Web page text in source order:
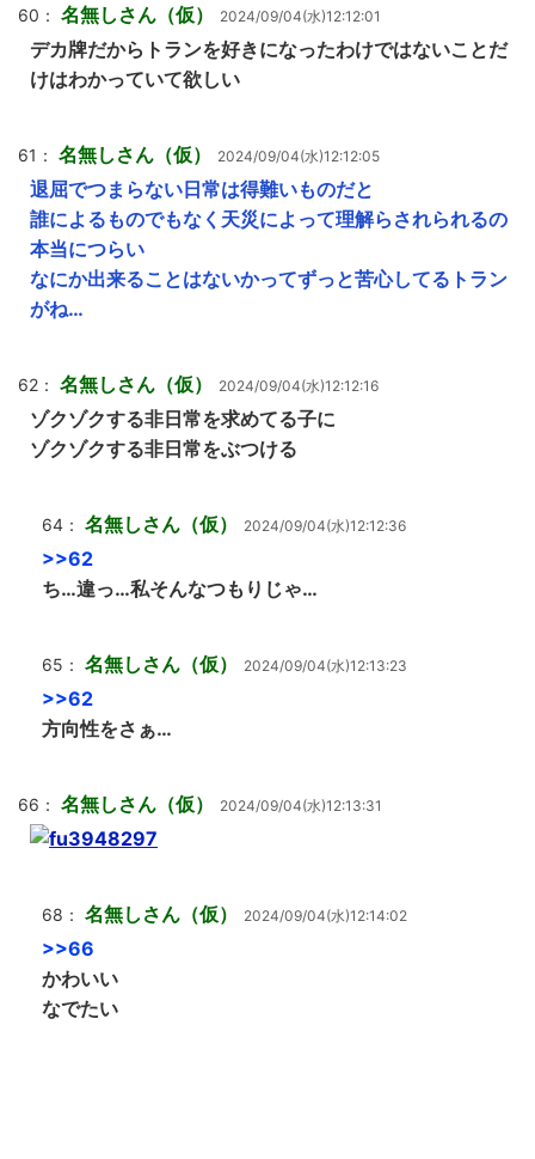
60： 名無しさん（仮） 2024/09/04(水)12:12:01
デカ牌だからトランを好きになったわけではないことだ
けはわかっていて欲しい
61： 名無しさん（仮） 2024/09/04(水)12:12:05
退屈でつまらない日常は得難いものだと
誰によるものでもなく天災によって理解らされられるの
本当につらい
なにか出来ることはないかってずっと苦心してるトラン
がね…
62： 名無しさん（仮） 2024/09/04(水)12:12:16
ゾクゾクする非日常を求めてる子に
ゾクゾクする非日常をぶつける
64： 名無しさん（仮） 2024/09/04(水)12:12:36
>>62
ち…違っ…私そんなつもりじゃ…
65： 名無しさん（仮） 2024/09/04(水)12:13:23
>>62
方向性をさぁ…
66： 名無しさん（仮） 2024/09/04(水)12:13:31
68： 名無しさん（仮） 2024/09/04(水)12:14:02
>>66
かわいい
なでたい